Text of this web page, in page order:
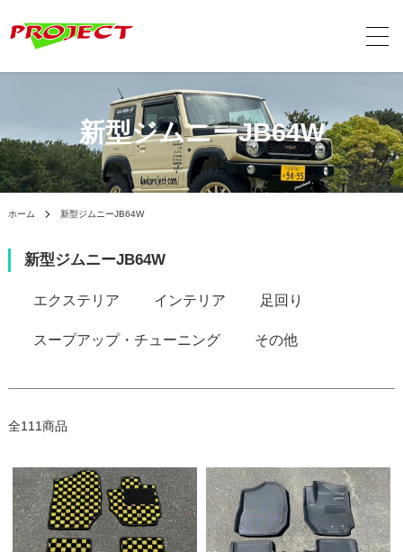
新型ジムニーJB64W
ホーム 新型ジムニーJB64W
新型ジムニーJB64W
カテゴリー一覧
エクステリア インテリア 足回り
スープアップ・チューニング その他
全111商品